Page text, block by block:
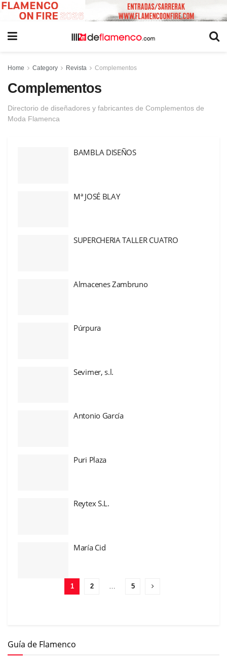
Home Category Revista Complementos
Complementos
Directorio de diseñadores y fabricantes de Complementos de
Moda Flamenca
BAMBLA DISEÑOS
Mª JOSÉ BLAY
SUPERCHERIA TALLER CUATRO
Almacenes Zambruno
Púrpura
Sevimer, s.l.
Antonio García
Puri Plaza
Reytex S.L.
María Cid
1 2 … 5
Guía de Flamenco